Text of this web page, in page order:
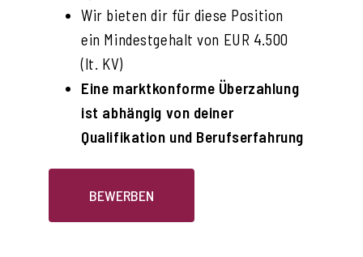
Wir bieten dir für diese Position
ein Mindestgehalt von EUR 4.500
(lt. KV)
Eine marktkonforme Überzahlung
ist abhängig von deiner
Qualifikation und Berufserfahrung
BEWERBEN